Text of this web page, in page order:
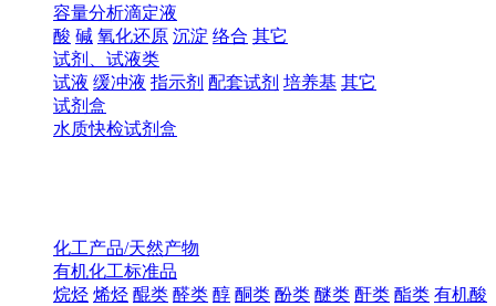
容量分析滴定液
酸 碱 氧化还原 沉淀 络合 其它
试剂、试液类
试液 缓冲液 指示剂 配套试剂 培养基 其它
试剂盒
水质快检试剂盒
化工产品/天然产物
有机化工标准品
烷烃 烯烃 醌类 醛类 醇 酮类 酚类 醚类 酐类 酯类 有机酸